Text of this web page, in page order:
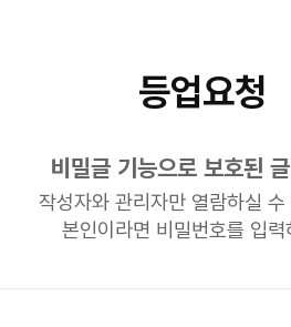
등업요청
비밀글 기능으로 보호된
작성자와 관리자만 열람하실 수
본인이라면 비밀번호를 입력